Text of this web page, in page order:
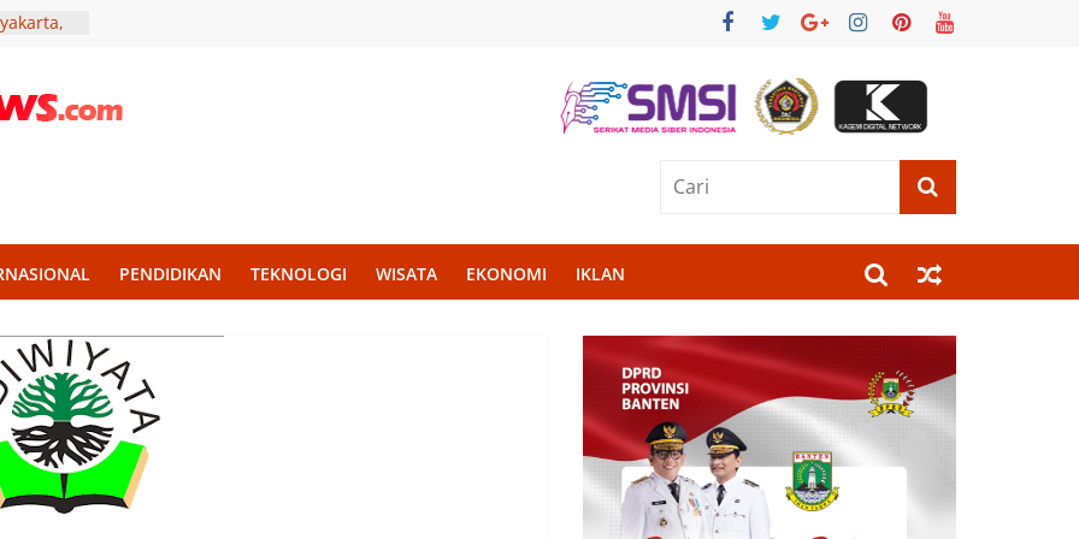
PENDIDIKAN TEKNOLOGI WISATA EKONOMI IKLAN